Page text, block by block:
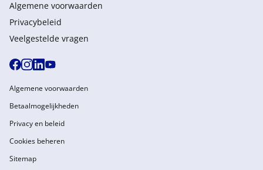
Algemene voorwaarden
Privacybeleid
Veelgestelde vragen
Algemene voorwaarden
Betaalmogelijkheden
Privacy en beleid
Cookies beheren
Sitemap